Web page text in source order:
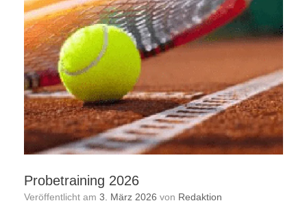
Probetraining 2026
Veröffentlicht am 3. März 2026 von Redaktion